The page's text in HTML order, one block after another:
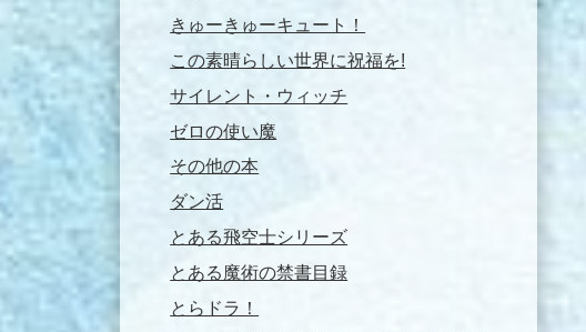
きゅーきゅーキュート！
この素晴らしい世界に祝福を!
サイレント・ウィッチ
ゼロの使い魔
その他の本
ダン活
とある飛空士シリーズ
とある魔術の禁書目録
とらドラ！